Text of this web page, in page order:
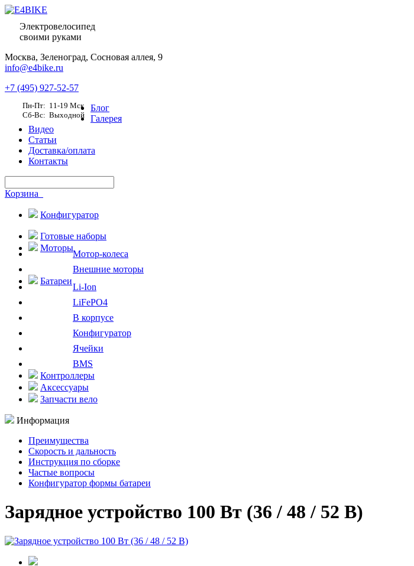
Электровелосипед
своими руками
Москва, Зеленоград, Сосновая аллея, 9
info@e4bike.ru
+7 (495) 927-52-57
Пн-Пт: 11-19 Мск
Сб-Вс: Выходной
Блог
Галерея
Видео
Статьи
Доставка/оплата
Контакты
Корзина
Конфигуратор
Готовые наборы
Моторы
Мотор-колеса
Внешние моторы
Батареи
Li-Ion
LiFePO4
В корпусе
Конфигуратор
Ячейки
BMS
Контроллеры
Аксессуары
Запчасти вело
Информация
Преимущества
Скорость и дальность
Инструкция по сборке
Частые вопросы
Конфигуратор формы батареи
Зарядное устройство 100 Вт (36 / 48 / 52 В)